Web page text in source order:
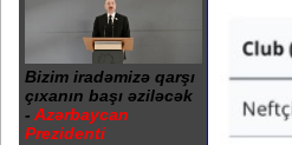
Bizim iradəmizə qarşı
çıxanın başı əziləcək
- Azərbaycan
Prezidenti